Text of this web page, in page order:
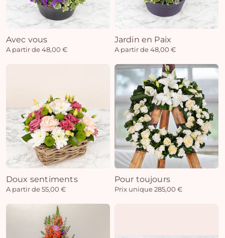
Avec vous
A partir de 48,00 €
Jardin en Paix
A partir de 48,00 €
Doux sentiments
A partir de 55,00 €
Pour toujours
Prix unique 285,00 €